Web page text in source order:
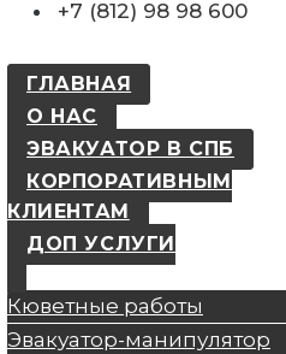
+7 (812) 98 98 600
ГЛАВНАЯ
О НАС
ЭВАКУАТОР В СПБ
КОРПОРАТИВНЫМ
КЛИЕНТАМ
ДОП УСЛУГИ
Кюветные работы
Эвакуатор-манипулятор